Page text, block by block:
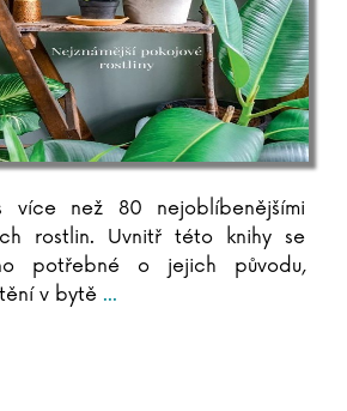
více než 80 nejoblíbenějšími
rostlin. Uvnitř této knihy se
potřebné o jejich původu,
v bytě ...